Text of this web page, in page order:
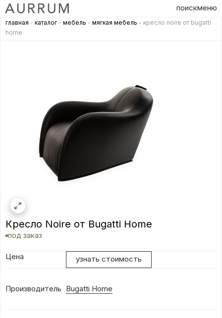
поискменю
главная - каталог - мебель - мягкая мебель - кресло noire от bugatti
home
Кресло Noire от Bugatti Home
под заказ
Цена узнать стоимость
Производитель Bugatti Home